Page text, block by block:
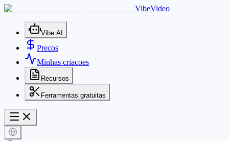
VibeVideo
Vibe AI
Precos
Minhas criacoes
Recursos
Ferramentas gratuitas